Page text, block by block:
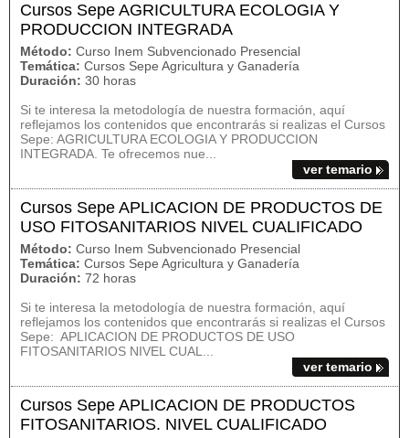
Cursos Sepe AGRICULTURA ECOLOGIA Y
PRODUCCION INTEGRADA
Método: Curso Inem Subvencionado Presencial
Temática: Cursos Sepe Agricultura y Ganadería
Duración: 30 horas
Si te interesa la metodología de nuestra formación, aquí
reflejamos los contenidos que encontrarás si realizas el Cursos
Sepe: AGRICULTURA ECOLOGIA Y PRODUCCION
INTEGRADA. Te ofrecemos nue...
ver temario
Cursos Sepe APLICACION DE PRODUCTOS DE
USO FITOSANITARIOS NIVEL CUALIFICADO
Método: Curso Inem Subvencionado Presencial
Temática: Cursos Sepe Agricultura y Ganadería
Duración: 72 horas
Si te interesa la metodología de nuestra formación, aquí
reflejamos los contenidos que encontrarás si realizas el Cursos
Sepe: APLICACION DE PRODUCTOS DE USO
FITOSANITARIOS NIVEL CUAL...
ver temario
Cursos Sepe APLICACION DE PRODUCTOS
FITOSANITARIOS. NIVEL CUALIFICADO